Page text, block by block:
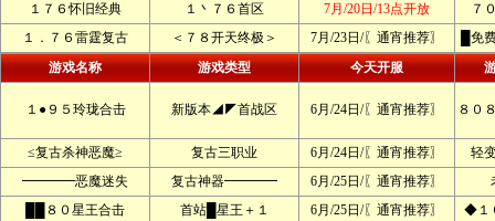
１７６怀旧经典
１丶７６首区 7月/20日/13点开放
７
１．７６雷霆复古
＜７８开天终极＞ 7月/23日/〖通宵推荐〗
█免
游戏名称
游戏类型 今天开服
１●９５玲珑合击 新版本◢◤首战区 6月/24日/〖通宵推荐〗 ８０
≤复古杀神恶魔≥ 复古三职业 6月/24日/〖通宵推荐〗
轻
━━━━恶魔迷失
复古神器━━━━ 6月/25日/〖通宵推荐〗
██８０星王合击
首站█星王＋１ 6月/25日/〖通宵推荐〗 ◆１